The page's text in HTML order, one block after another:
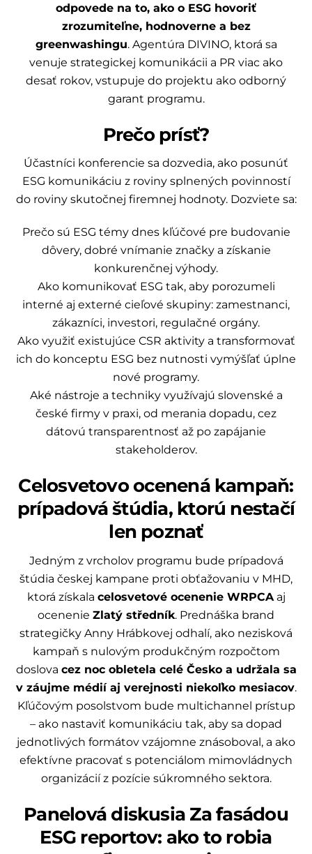
odpovede na to, ako o ESG hovoriť
zrozumiteľne, hodnoverne a bez
greenwashingu. Agentúra DIVINO, ktorá sa
venuje strategickej komunikácii a PR viac ako
desať rokov, vstupuje do projektu ako odborný
garant programu.
Prečo prísť?
Účastníci konferencie sa dozvedia, ako posunúť
ESG komunikáciu z roviny splnených povinností
do roviny skutočnej firemnej hodnoty. Dozviete sa:
Prečo sú ESG témy dnes kľúčové pre budovanie
dôvery, dobré vnímanie značky a získanie
konkurenčnej výhody.
Ako komunikovať ESG tak, aby porozumeli
interné aj externé cieľové skupiny: zamestnanci,
zákazníci, investori, regulačné orgány.
Ako využiť existujúce CSR aktivity a transformovať
ich do konceptu ESG bez nutnosti vymýšľať úplne
nové programy.
Aké nástroje a techniky využívajú slovenské a
české firmy v praxi, od merania dopadu, cez
dátovú transparentnosť až po zapájanie
stakeholderov.
Celosvetovo ocenená kampaň:
prípadová štúdia, ktorú nestačí
len poznať
Jedným z vrcholov programu bude prípadová
štúdia českej kampane proti obťažovaniu v MHD,
ktorá získala celosvetové ocenenie WRPCAaj
ocenenie Zlatý středník. Prednáška brand
strategičky Anny Hrábkovej odhalí, ako nezisková
kampaň s nulovým produkčným rozpočtom
doslova cez noc obletela celé Česko a udržala sa
v záujme médií aj verejnosti niekoľko mesiacov.
Kľúčovým posolstvom bude multichannel prístup
– ako nastaviť komunikáciu tak, aby sa dopad
jednotlivých formátov vzájomne znásoboval, a ako
efektívne pracovať s potenciálom mimovládnych
organizácií z pozície súkromného sektora.
Panelová diskusia Za fasádou
ESG reportov: ako to robia